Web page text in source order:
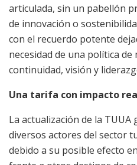
articulada, sin un pabellón
de innovación o
con el recuerdo potente
necesidad de una política de
continuidad, visión y
Una tarifa con impacto
La actualización de la
diversos actores del sector
debido a su posible efecto